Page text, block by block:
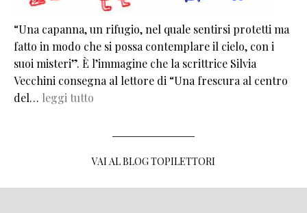
“Una capanna, un rifugio, nel quale sentirsi protetti ma
fatto in modo che si possa contemplare il cielo, con i
suoi misteri”. È l’immagine che la scrittrice Silvia
Vecchini consegna al lettore di “Una frescura al centro
del… leggi tutto
VAI AL BLOG TOPILETTORI